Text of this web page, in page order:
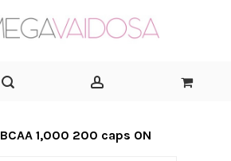
BCAA 1,000 200 caps ON